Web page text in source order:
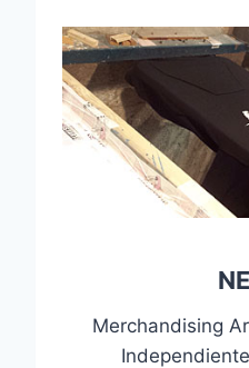
Merchandising